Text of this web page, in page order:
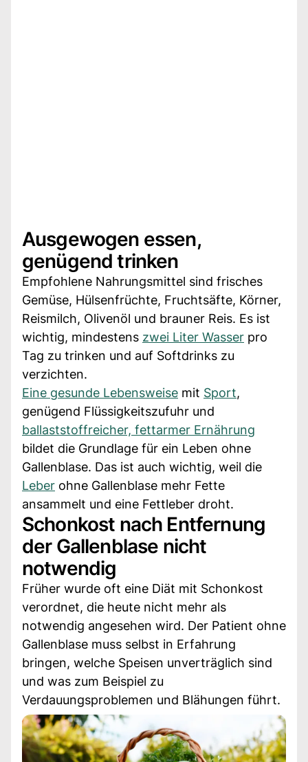
Ausgewogen essen,
genügend trinken
Empfohlene Nahrungsmittel sind frisches
Gemüse, Hülsenfrüchte, Fruchtsäfte, Körner,
Reismilch, Olivenöl und brauner Reis. Es ist
wichtig, mindestens zwei Liter Wasser pro
Tag zu trinken und auf Softdrinks zu
verzichten.
Eine gesunde Lebensweise mit Sport,
genügend Flüssigkeitszufuhr und
ballaststoffreicher, fettarmer Ernährung
bildet die Grundlage für ein Leben ohne
Gallenblase. Das ist auch wichtig, weil die
Leber ohne Gallenblase mehr Fette
ansammelt und eine Fettleber droht.
Schonkost nach Entfernung
der Gallenblase nicht
notwendig
Früher wurde oft eine Diät mit Schonkost
verordnet, die heute nicht mehr als
notwendig angesehen wird. Der Patient ohne
Gallenblase muss selbst in Erfahrung
bringen, welche Speisen unverträglich sind
und was zum Beispiel zu
Verdauungsproblemen und Blähungen führt.